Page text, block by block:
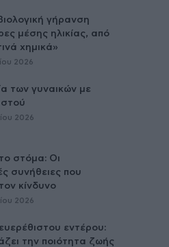
γήρανση
μέσης ηλικίας, από
χημικά»
2026
των γυναικών με
2026
στόμα: Οι
συνήθειες που
κίνδυνο
2026
εντέρου:
την ποιότητα ζωής